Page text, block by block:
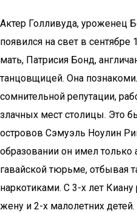
Актер Голливуда, уроженец
появился на свет в сентябре
мать, Патрисия Бонд,
танцовщицей. Она
сомнительной репутации,
злачных мест столицы. Это
островов Сэмуэль Ноулин
образовании он имел только
гавайской тюрьме, отбывая
наркотиками. С 3-х лет Киану
жену и 2-х малолетних детей.